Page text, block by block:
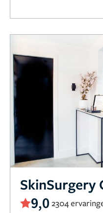
SkinSurgery
9,0 2304